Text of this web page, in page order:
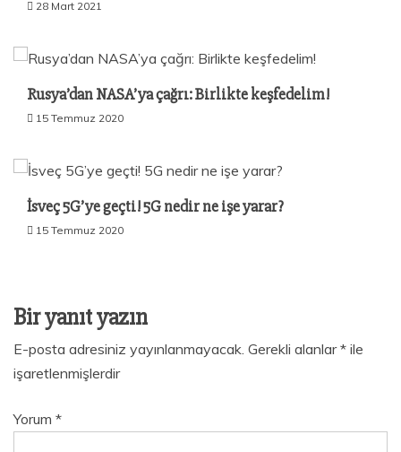
28 Mart 2021
Rusya’dan NASA’ya çağrı: Birlikte keşfedelim!
15 Temmuz 2020
İsveç 5G’ye geçti! 5G nedir ne işe yarar?
15 Temmuz 2020
Bir yanıt yazın
E-posta adresiniz yayınlanmayacak. Gerekli alanlar* ile
işaretlenmişlerdir
Yorum *